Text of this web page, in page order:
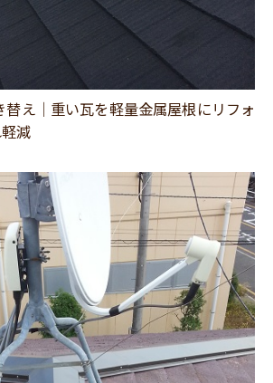
え｜重い瓦を軽量金属屋根にリフォ
減